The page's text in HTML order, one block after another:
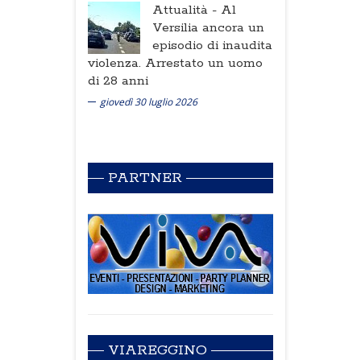
Attualità - Al
Versilia ancora un
episodio di inaudita
violenza. Arrestato un uomo
di 28 anni
giovedì 30 luglio 2026
PARTNER
VIAREGGINO